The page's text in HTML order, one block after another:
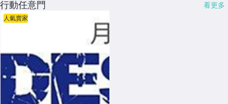
行動任意門 看更多
人氣賣家